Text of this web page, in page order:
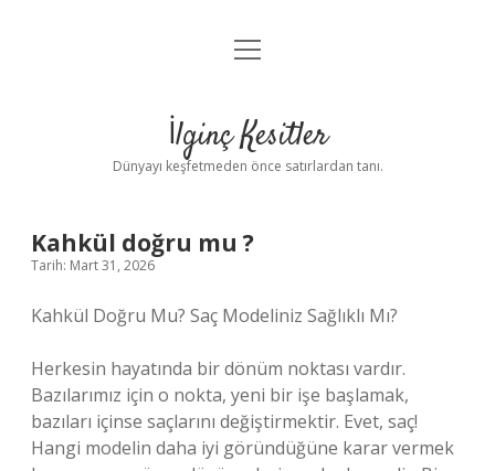
Anasayfa
Yasal Uyarı
menüyü
İlginç Kesitler
Dünyayı keşfetmeden önce satırlardan tanı.
Kahkül doğru mu ?
Tarih: Mart 31, 2026
Kahkül Doğru Mu? Saç Modeliniz Sağlıklı Mı?
Herkesin hayatında bir dönüm noktası vardır.
Bazılarımız için o nokta, yeni bir işe başlamak,
bazıları içinse saçlarını değiştirmektir. Evet, saç!
Hangi modelin daha iyi göründüğüne karar vermek